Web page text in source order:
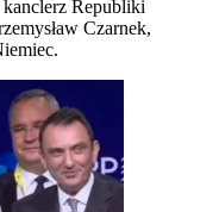
kanclerz Republiki
Czarnek,